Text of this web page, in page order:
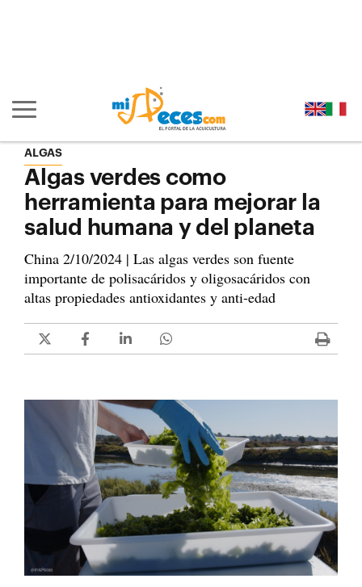
Mostrar/ocultar navegación principal
ALGAS
Algas verdes como
herramienta para mejorar la
salud humana y del planeta
China 2/10/2024 | Las algas verdes son fuente
importante de polisacáridos y oligosacáridos con
altas propiedades antioxidantes y anti-edad